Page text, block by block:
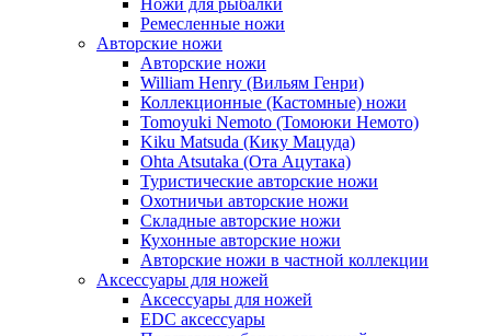
Ремесленные ножи
Авторские ножи
Авторские ножи
William Henry (Вильям Генри)
Коллекционные (Кастомные) ножи
Tomoyuki Nemoto (Томоюки Немото)
Kiku Matsuda (Кику Мацуда)
Ohta Atsutaka (Ота Ацутака)
Туристические авторские ножи
Охотничьи авторские ножи
Складные авторские ножи
Кухонные авторские ножи
Авторские ножи в частной коллекции
Аксессуары для ножей
Аксессуары для ножей
EDC аксессуары